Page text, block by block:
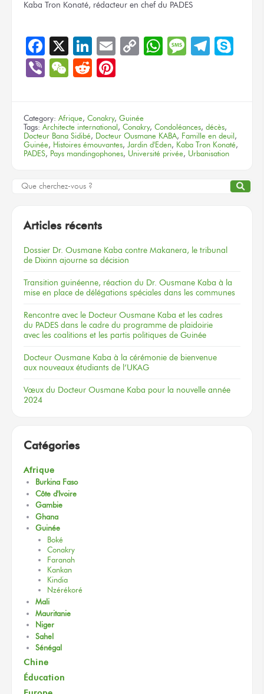
Kaba Tron Konaté, rédacteur en chef du PADES
Facebook
X LinkedIn
EmailCopyWhatsApp
Message
ViberWeChat
Reddit
Category: Afrique, Conakry, Guinée
Tags: Architecte international, Conakry, Condoléances, décès,
Docteur Bana Sidibé, Docteur Ousmane KABA, Famille en deuil,
Guinée, Histoires émouvantes, Jardin d'Eden, Kaba Tron Konaté,
PADES, Pays mandingophones, Université privée, Urbanisation
Articles récents
Dossier Dr. Ousmane Kaba contre Makanera, le tribunal
de Dixinn ajourne sa décision
Transition guinéenne, réaction du Dr. Ousmane Kaba à la
mise en place de délégations spéciales dans les communes
Rencontre avec le Docteur Ousmane Kaba et les cadres
du PADES dans le cadre du programme de plaidoirie
avec les coalitions et les partis politiques de Guinée
Docteur Ousmane Kaba à la cérémonie de bienvenue
aux nouveaux étudiants de l’UKAG
Vœux du Docteur Ousmane Kaba pour la nouvelle année
2024
Catégories
Afrique
Burkina Faso
Côte d'Ivoire
Gambie
Ghana
Guinée
Boké
Conakry
Faranah
Kankan
Kindia
Nzérékoré
Mali
Mauritanie
Niger
Sahel
Sénégal
Chine
Éducation